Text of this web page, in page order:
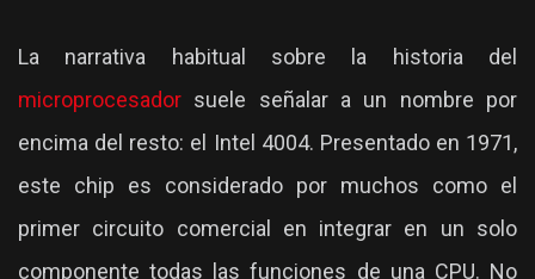
La narrativa habitual sobre la historia del
microprocesador suele señalar a un nombre por
encima del resto: el Intel 4004. Presentado en 1971,
este chip es considerado por muchos como el
primer circuito comercial en integrar en un solo
componente todas las funciones de una CPU. No